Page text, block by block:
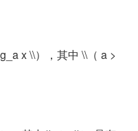
x \\），其中 \\（ a >